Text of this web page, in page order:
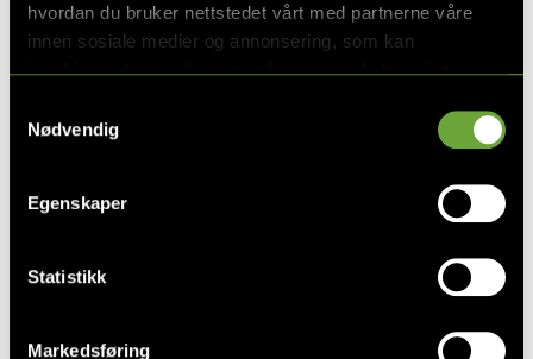
hvordan du bruker nettstedet vårt med partnerne våre
innen sosiale medier og annonsering, som kan
kombinere den med annen informasjon du har gjort
din bruk av tjenestene deres. Les mer om hvilke
opplysninger vi samler og hva vi ber om samtykke til i
Nødvendig
Egenskaper
Statistikk
Markedsføring
Stol
Bredde
70 cm
Høyde
Bord
Bredde